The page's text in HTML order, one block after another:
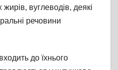
вуглеводів, деякі
речовини
до їхнього